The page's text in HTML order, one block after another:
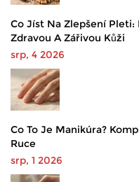
Co Jíst Na Zlepšení
Zdravou A Zářivou Kůži
srp, 4 2026
Co To Je Manikúra?
Ruce
srp, 1 2026